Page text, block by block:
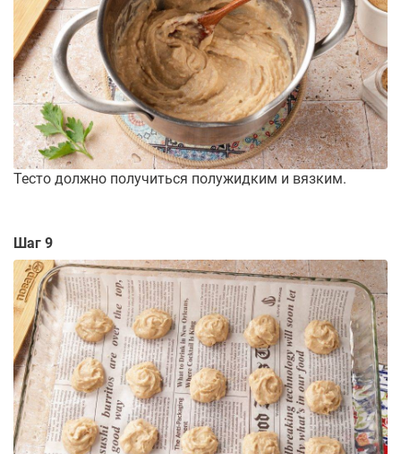
Тесто должно получиться полужидким и вязким.
Шаг 9